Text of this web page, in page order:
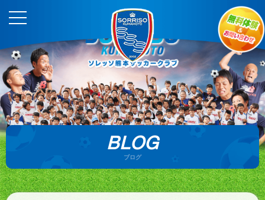
BLOG
ブログ